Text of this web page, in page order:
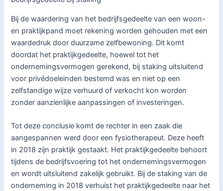
Bij de waardering van het bedrijfsgedeelte van een woon-
en praktijkpand moet rekening worden gehouden met een
waardedruk door duurzame zelfbewoning. Dit komt
doordat het praktijkgedeelte, hoewel tot het
ondernemingsvermogen gerekend, bij staking uitsluitend
voor privédoeleinden bestemd was en niet op een
zelfstandige wijze verhuurd of verkocht kon worden
zonder aanzienlijke aanpassingen of investeringen.
Tot deze conclusie komt de rechter in een zaak die
aangespannen werd door een fysiotherapeut. Deze heeft
in 2018 zijn praktijk gestaakt. Het praktijkgedeelte behoort
tijdens de bedrijfsvoering tot het ondernemingsvermogen
en wordt uitsluitend zakelijk gebruikt. Bij de staking van de
onderneming in 2018 verhuist het praktijkgedeelte naar het